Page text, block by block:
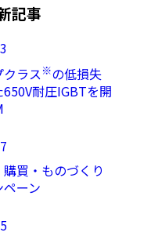
記事
ラス※の低損失
耐圧IGBTを開
買・ものづくり
ーン